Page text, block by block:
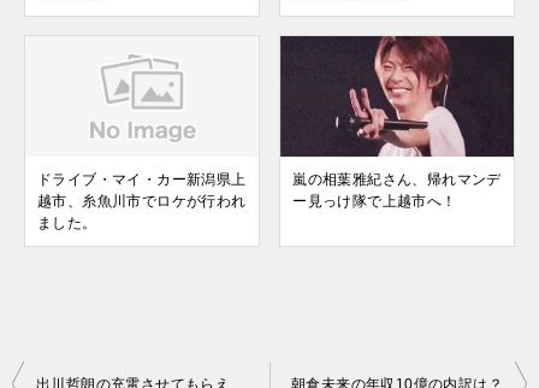
ドライブ・マイ・カー新潟県上
越市、糸魚川市でロケが行われ
ました。
嵐の相葉雅紀さん、帰れマンデ
ー見っけ隊で上越市へ！